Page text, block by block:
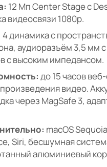
12 Мп Center Stage с
видеосвязи 1080p.
4 динамика с
аудиоразъём 3,5 мм
с высоким импедансом.
до 15 часов
видео.
через MagSafe 3,
macOS
Siri, бесшумная
алюминиевый